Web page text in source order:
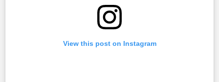
View this post on Instagram